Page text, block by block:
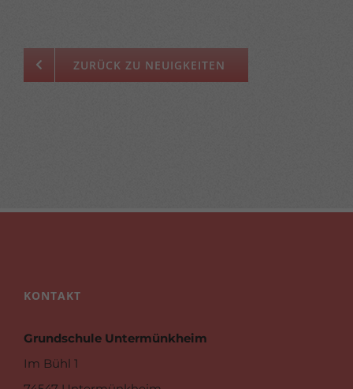
ZURÜCK ZU NEUIGKEITEN
KONTAKT
Grundschule Untermünkheim
Im Bühl 1